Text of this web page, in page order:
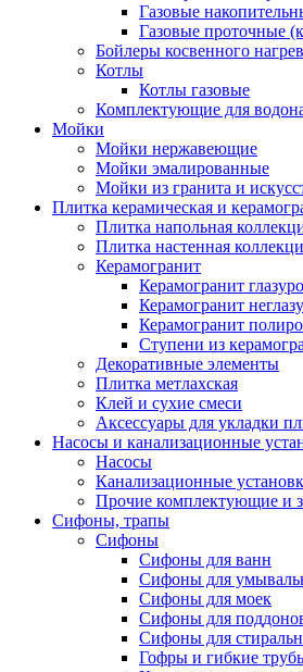
Газовые
Газовые проточные
Бойлеры косвенного
Котлы
Котлы газовые
Комплектующие для
Мойки
Мойки нержавеющие
Мойки эмалированные
Мойки из гранита и
Плитка керамическая и
Плитка напольная
Плитка настенная
Керамогранит
Керамогранит
Керамогранит
Керамогранит
Ступени из
Декоративные элементы
Плитка метлахская
Клей и сухие смеси
Аксессуары для укладки
Насосы и канализационные
Насосы
Канализационные
Прочие комплектующие и
Сифоны, трапы
Сифоны
Сифоны для ванн
Сифоны для
Сифоны для моек
Сифоны для
Сифоны для
Гофры и гибкие